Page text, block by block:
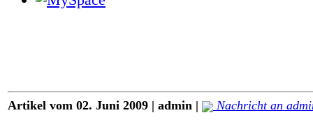
Artikel vom 02. Juni 2009 | admin | Nachricht an